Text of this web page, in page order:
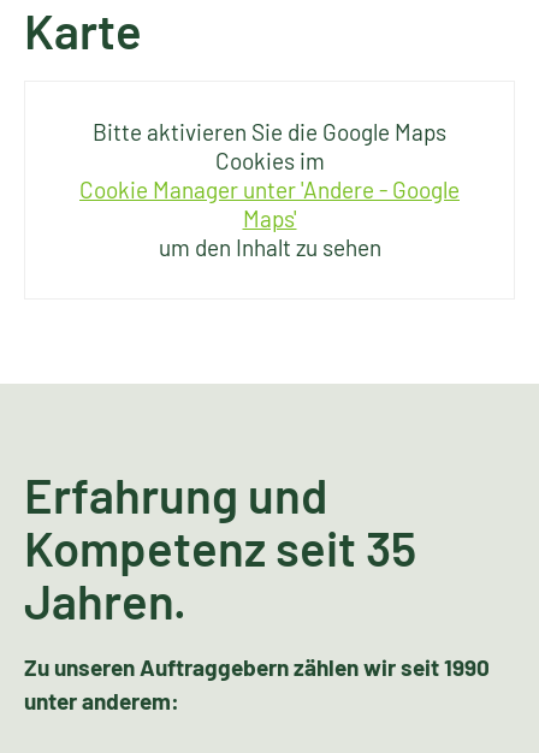
Karte
Bitte aktivieren Sie die Google Maps
Cookies im
Cookie Manager unter 'Andere - Google
Maps'
um den Inhalt zu sehen
Erfahrung und
Kompetenz seit 35
Jahren.
Zu unseren Auftraggebern zählen wir seit 1990
unter anderem: